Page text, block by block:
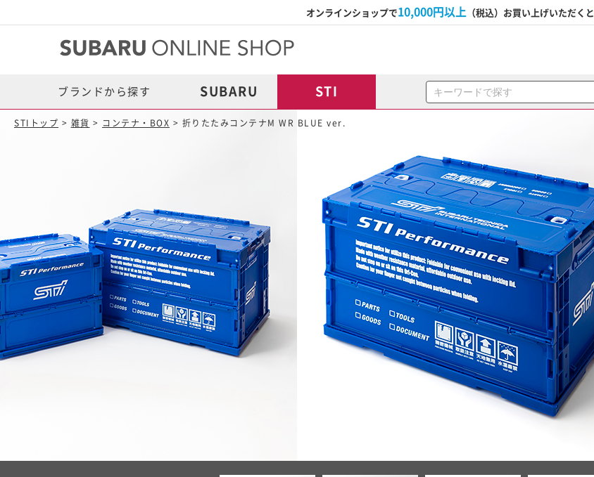
オンラインショップで10,000円以上 （税込）お買い上げいただくと
ブランドから探す SUBARU STI
STIトップ > 雑貨 > コンテナ・BOX > 折りたたみコンテナM WR BLUE ver.